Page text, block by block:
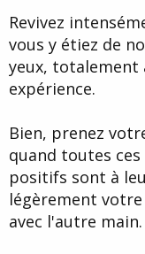
Revivez
vous y étiez de
yeux, totalement
expérience.
Bien, prenez
quand toutes
positifs sont à
légèrement
avec l'autre main.